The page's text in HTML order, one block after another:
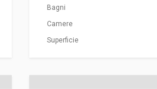
Bagni
Camere
Superficie